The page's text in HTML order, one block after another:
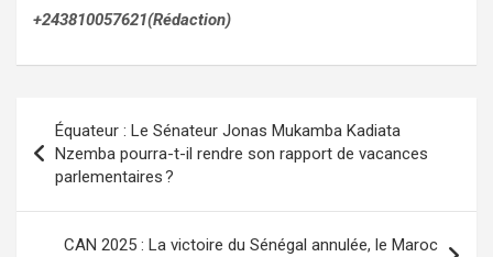
+243810057621(Rédaction)
Navigation
de
l’article
Équateur : Le Sénateur Jonas Mukamba Kadiata
Nzemba pourra-t-il rendre son rapport de vacances
parlementaires ?
CAN 2025 : La victoire du Sénégal annulée, le Maroc